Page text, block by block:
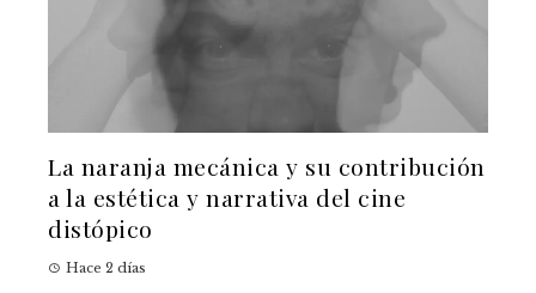
La naranja mecánica y su contribución
a la estética y narrativa del cine
distópico
Hace 2 días